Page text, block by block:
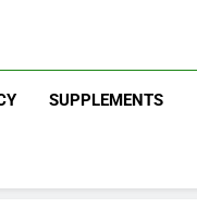
SUPPLEMENTS